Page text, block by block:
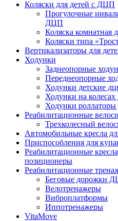
Коляски для детей с ДЦП
Прогулочные
ДЦП
Коляска комнатная
Коляски типа
Вертикализаторы для
Ходунки
Заднеопорные
Переднеопорные
Ходунки детские
Ходунки на колесах
Ходунки роллаторы
Реабилитационные
Трехколесный
Автомобильные кресла
Приспособления для
Реабилитационные
позиционеры
Реабилитационные
Беговые дорожки
Велотренажеры
Виброплатформы
Иппотренажеры
VitaMove